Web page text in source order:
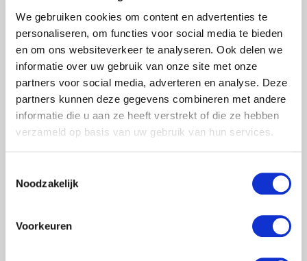
We gebruiken cookies om content en advertenties te
personaliseren, om functies voor social media te bieden
en om ons websiteverkeer te analyseren. Ook delen we
informatie over uw gebruik van onze site met onze
partners voor social media, adverteren en analyse. Deze
partners kunnen deze gegevens combineren met andere
informatie die u aan ze heeft verstrekt of die ze hebben
verzameld op basis van uw gebruik van hun services.
Noodzakelijk
Voorkeuren
Uniek! Euroscaffold Solarlift voor het omhoog hijsen van
zonnepanelen. Plaats het zonnepaneel op de takelinstallatie en
Merk: